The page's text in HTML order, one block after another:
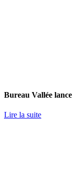
Bureau Vallée
Lire la suite